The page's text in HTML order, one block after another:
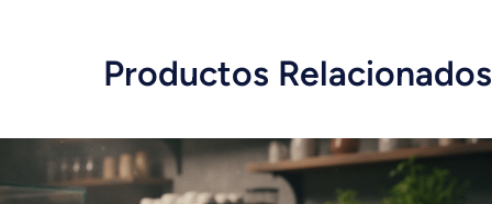
Productos Relacionados